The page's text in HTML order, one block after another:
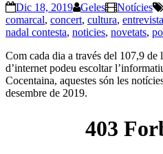
Dic 18, 2019 Geles Notícies
comarcal, concert, cultura, entrevista
nadal contesta, noticies, novetats,
Com cada dia a través del 107,9 de
d’internet podeu escoltar
Cocentaina, aquestes són les
desembre de 2019.